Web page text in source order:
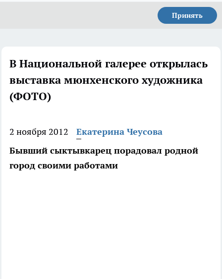
Принять
В Национальной галерее открылась
выставка мюнхенского художника
(ФОТО)
2 ноября 2012
Екатерина Чеусова
Бывший сыктывкарец порадовал родной
город своими работами